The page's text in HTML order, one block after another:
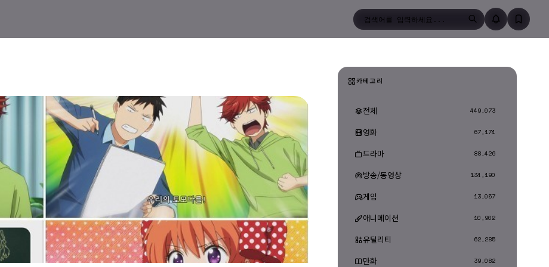
검색
카테고리
전체 449,073
영화 67,174
드라마 88,426
방송/동영상 134,190
게임 13,057
애니메이션 10,902
유틸리티 62,285
만화 39,082